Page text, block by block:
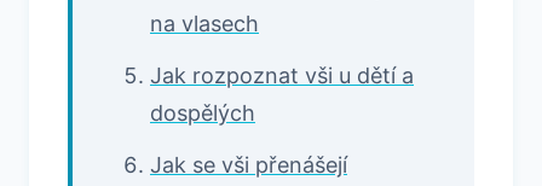
na vlasech
Jak rozpoznat vši u dětí a
dospělých
Jak se vši přenášejí